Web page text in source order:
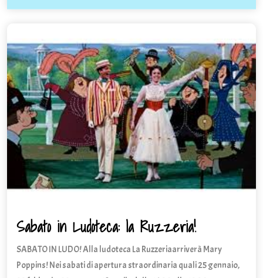
6,
Benedetti
Sabato in Ludoteca: la Ruzzeria!Sabato
Ludoteca:
la
SABATO IN LUDO! Alla ludoteca La Ruzzeriaarriverà Mary
Poppins! Nei sabati di apertura straordinaria quali 25 gennaio,